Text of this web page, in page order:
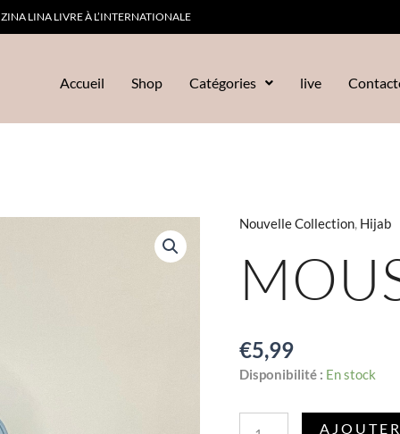
ZINA LINA LIVRE À L’INTERNATIONALE
Accueil Shop Catégories live
Nouvelle Collection, Hijab
€5,99
Disponibilité : En stock
quantité
Mousseline